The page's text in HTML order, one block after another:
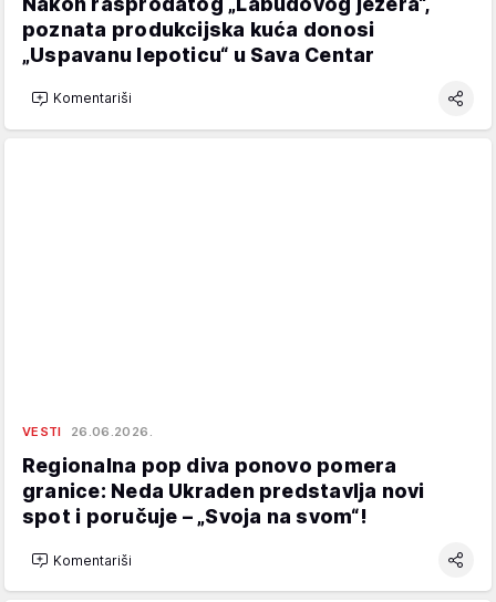
poznata produkcijska kuća donosi
„Uspavanu lepoticu“ u Sava Centar
Komentariši
VESTI 26.06.2026.
Regionalna pop diva ponovo pomera
granice: Neda Ukraden predstavlja novi
spot i poručuje – „Svoja na svom“!
Komentariši